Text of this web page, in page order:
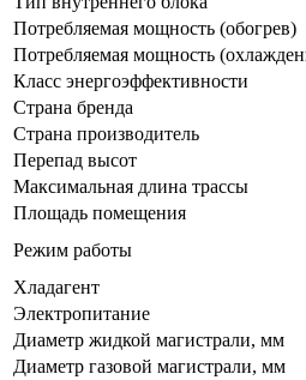
Потребляемая мощность (обогрев)
Потребляемая мощность
Класс энергоэффективности
Страна бренда
Страна производитель
Перепад высот
Максимальная длина трассы
Площадь помещения
Режим работы
Хладагент
Электропитание
Диаметр жидкой магистрали, мм
Диаметр газовой магистрали, мм